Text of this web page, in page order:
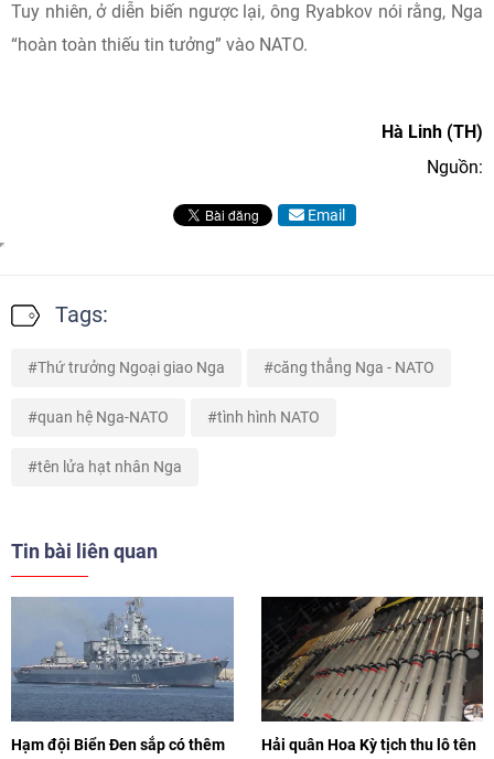
Tuy nhiên, ở diễn biến ngược lại, ông Ryabkov nói rằng, Nga
“hoàn toàn thiếu tin tưởng” vào NATO.
Hà Linh (TH)
Nguồn:
Email
Tags:
Thứ trưởng Ngoại giao Nga căng thẳng Nga - NATO
quan hệ Nga-NATO tình hình NATO
tên lửa hạt nhân Nga
Tin bài liên quan
Hạm đội Biển Đen sắp có thêm
Hải quân Hoa Kỳ tịch thu lô tên